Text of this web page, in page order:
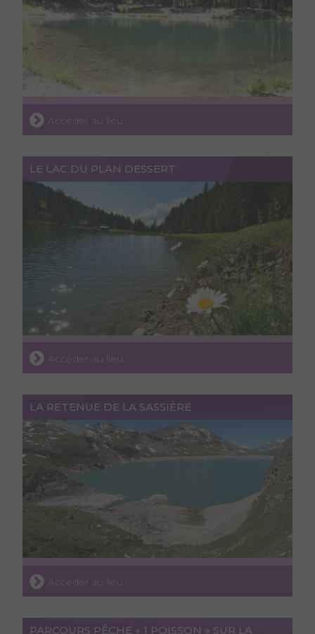
Accéder au lieu
LE LAC DU PLAN DESSERT
Accéder au lieu
LA RETENUE DE LA SASSIÈRE
Accéder au lieu
PARCOURS PÊCHE « 1 POISSON » SUR LA